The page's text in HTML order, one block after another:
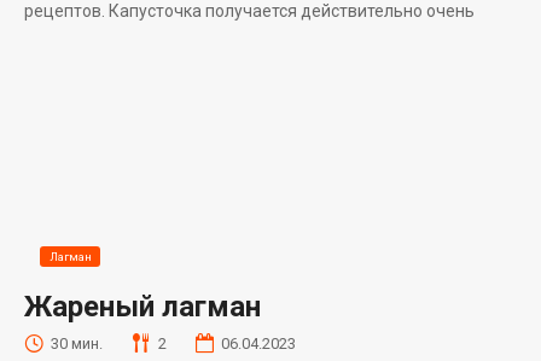
рецептов. Капусточка получается действительно очень
Лагман
Жареный лагман
30 мин. 2 06.04.2023